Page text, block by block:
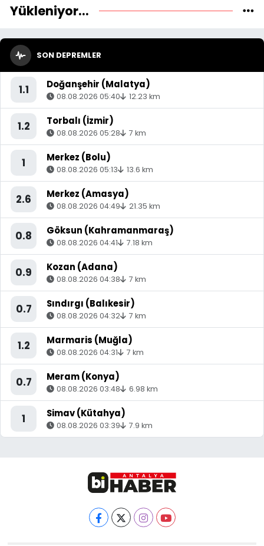
Yükleniyor...
SON DEPREMLER
1.1 Doğanşehir (Malatya)
08.08.2026 05:40 12.23 km
1.2 Torbalı (İzmir)
08.08.2026 05:28 7 km
1 Merkez (Bolu)
08.08.2026 05:13 13.6 km
2.6 Merkez (Amasya)
08.08.2026 04:49 21.35 km
0.8 Göksun (Kahramanmaraş)
08.08.2026 04:41 7.18 km
0.9 Kozan (Adana)
08.08.2026 04:38 7 km
0.7 Sındırgı (Balıkesir)
08.08.2026 04:32 7 km
1.2 Marmaris (Muğla)
08.08.2026 04:31 7 km
0.7 Meram (Konya)
08.08.2026 03:48 6.98 km
1 Simav (Kütahya)
08.08.2026 03:39 7.9 km